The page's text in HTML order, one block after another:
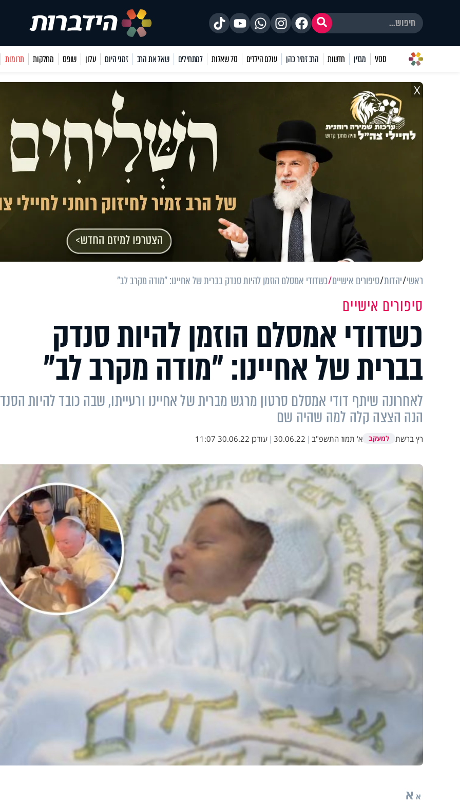
VOD מגזין חדשות הרב זמיר כהן עולם הילדים 70 שאלות למתחילים שאל את הרב זמני היום עלון שופס מחלקות תרומות
X
ראשי יהדות סיפורים אישיים כשדודי אמסלם הוזמן להיות סנדק בברית של אחיינו: "מודה מקרב לב"
סיפורים אישיים
כשדודי אמסלם הוזמן להיות סנדק
בברית של אחיינו: "מודה מקרב לב"
לאחרונה שיתף דודי אמסלם סרטון מרגש מברית של אחיינו ורעייתו, שבה כובד להיות
הנה הצצה קלה למה שהיה שם
רץ ברשת למעקב א' תמוז התשפ"ב |
30.06.22
| עודכן 30.06.22 11:07
א א